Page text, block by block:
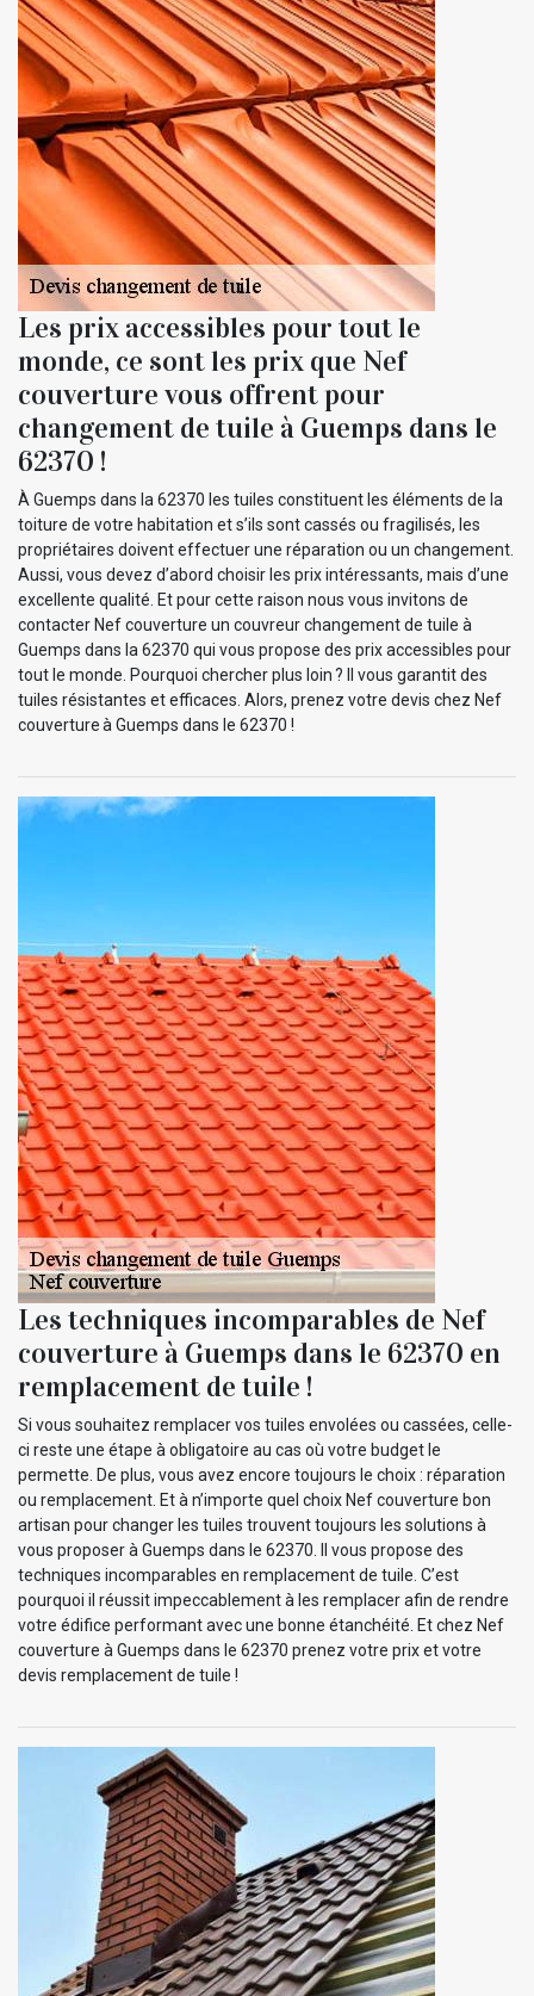
Les prix accessibles pour tout le
monde, ce sont les prix que Nef
couverture vous offrent pour
changement de tuile à Guemps dans le
62370 !
À Guemps dans la 62370 les tuiles constituent les éléments de la
toiture de votre habitation et s’ils sont cassés ou fragilisés, les
propriétaires doivent effectuer une réparation ou un changement.
Aussi, vous devez d’abord choisir les prix intéressants, mais d’une
excellente qualité. Et pour cette raison nous vous invitons de
contacter Nef couverture un couvreur changement de tuile à
Guemps dans la 62370 qui vous propose des prix accessibles pour
tout le monde. Pourquoi chercher plus loin ? Il vous garantit des
tuiles résistantes et efficaces. Alors, prenez votre devis chez Nef
couverture à Guemps dans le 62370 !
Les techniques incomparables de Nef
couverture à Guemps dans le 62370 en
remplacement de tuile !
Si vous souhaitez remplacer vos tuiles envolées ou cassées, celle-
ci reste une étape à obligatoire au cas où votre budget le
permette. De plus, vous avez encore toujours le choix : réparation
ou remplacement. Et à n’importe quel choix Nef couverture bon
artisan pour changer les tuiles trouvent toujours les solutions à
vous proposer à Guemps dans le 62370. Il vous propose des
techniques incomparables en remplacement de tuile. C’est
pourquoi il réussit impeccablement à les remplacer afin de rendre
votre édifice performant avec une bonne étanchéité. Et chez Nef
couverture à Guemps dans le 62370 prenez votre prix et votre
devis remplacement de tuile !